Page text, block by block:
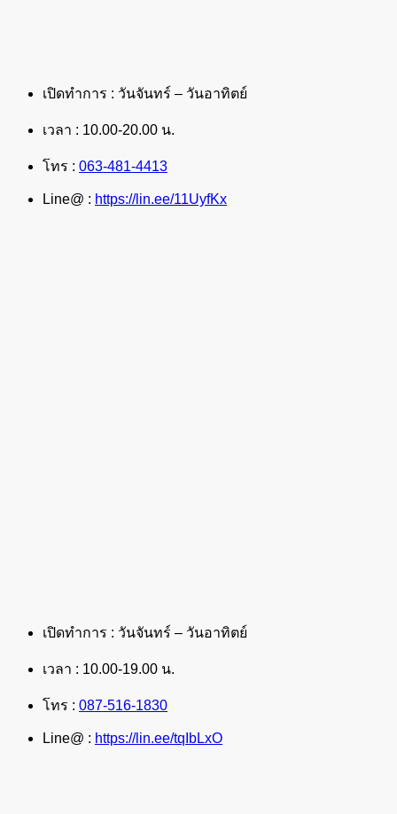
เปิดทำการ : วันจันทร์ – วันอาทิตย์
เวลา : 10.00-20.00 น.
โทร : 063-481-4413
Line@ : https://lin.ee/11UyfKx
เปิดทำการ : วันจันทร์ – วันอาทิตย์
เวลา : 10.00-19.00 น.
โทร : 087-516-1830
Line@ : https://lin.ee/tqIbLxO